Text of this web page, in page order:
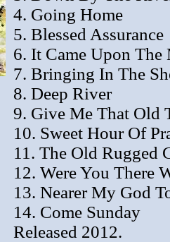
4. Going Home
5. Blessed Assurance
6. It Came Upon
7. Bringing In The
8. Deep River
9. Give Me That Old
10. Sweet Hour Of
11. The Old Rugged
12. Were You There
13. Nearer My God
14. Come Sunday
Released 2012.